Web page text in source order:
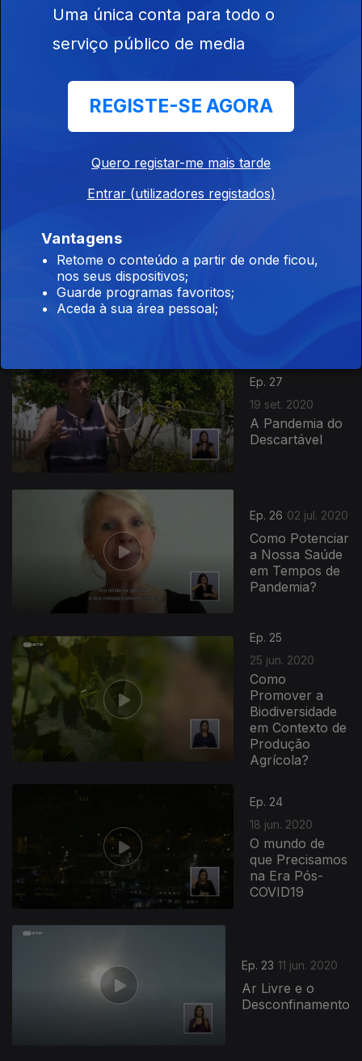
Ambiente
03 out. 2020
Proteger as
da Ria Formosa
26 set. 2020
Ep. 27
19 set. 2020
A Pandemia do
Descartável
Ep. 26 02 jul. 2020
Como Potenciar
a Nossa Saúde
em Tempos de
Pandemia?
Ep. 25
25 jun. 2020
Como
Promover a
Biodiversidade
em Contexto de
Produção
Agrícola?
Ep. 24
18 jun. 2020
O mundo de
que Precisamos
na Era Pós-
COVID19
Ep. 23 11 jun. 2020
Ar Livre e o
Desconfinamento
Uma única conta para todo o
serviço público de media
REGISTE-SE AGORA
Quero registar-me mais tarde
Entrar (utilizadores registados)
Vantagens
Retome o conteúdo a partir de onde ficou,
nos seus dispositivos;
Guarde programas favoritos;
Aceda à sua área pessoal;